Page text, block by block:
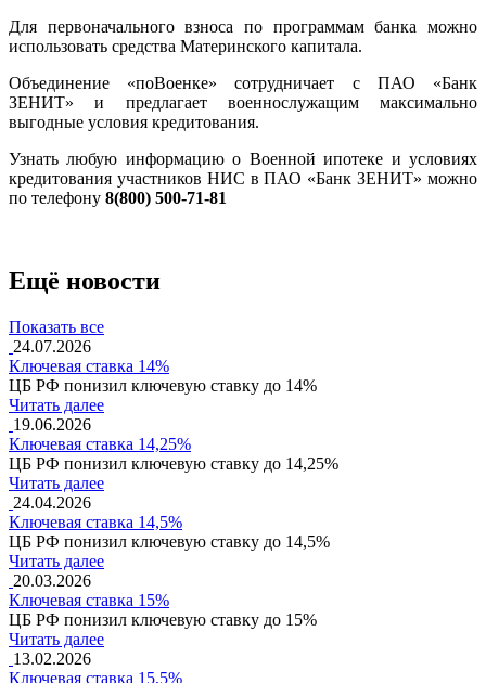
Для первоначального взноса по программам банка можно
использовать средства Материнского капитала.
Объединение «поВоенке» сотрудничает с ПАО «Банк
ЗЕНИТ» и предлагает военнослужащим максимально
выгодные условия кредитования.
Узнать любую информацию о Военной ипотеке и условиях
кредитования участников НИС в ПАО «Банк ЗЕНИТ» можно
по телефону 8(800) 500-71-81
Ещё новости
Показать все
24.07.2026
Ключевая ставка 14%
ЦБ РФ понизил ключевую ставку до 14%
Читать далее
19.06.2026
Ключевая ставка 14,25%
ЦБ РФ понизил ключевую ставку до 14,25%
Читать далее
24.04.2026
Ключевая ставка 14,5%
ЦБ РФ понизил ключевую ставку до 14,5%
Читать далее
20.03.2026
Ключевая ставка 15%
ЦБ РФ понизил ключевую ставку до 15%
Читать далее
13.02.2026
Ключевая ставка 15,5%